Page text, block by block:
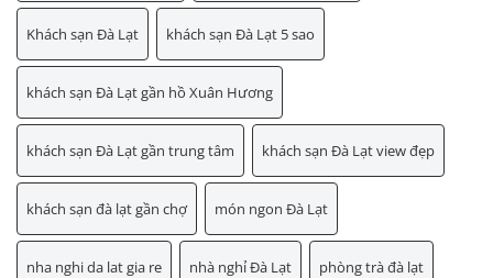
Khách sạn Đà Lạt khách sạn Đà Lạt 5 sao
khách sạn Đà Lạt gần hồ Xuân Hương
khách sạn Đà Lạt gần trung tâm khách sạn Đà Lạt view đẹp
khách sạn đà lạt gần chợ món ngon Đà Lạt
nha nghi da lat gia re nhà nghỉ Đà Lạt phòng trà đà lạt